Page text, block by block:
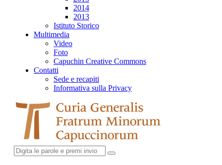
2014
2013
Istituto Storico
Multimedia
Video
Foto
Capuchin Creative Commons
Contatti
Sede e recapiti
Informativa sulla Privacy